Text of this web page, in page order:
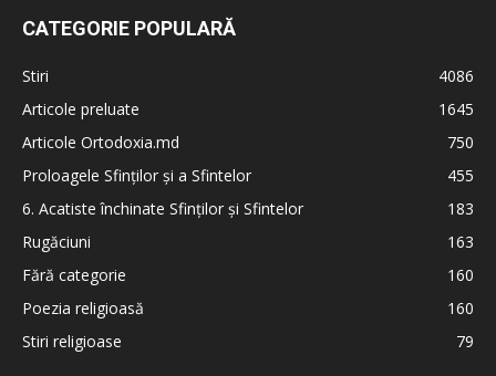
CATEGORIE POPULARĂ
Stiri
4086
Articole preluate
1645
Articole Ortodoxia.md
750
Proloagele Sfinților și a Sfintelor
455
6. Acatiste închinate Sfinților și Sfintelor
183
Rugăciuni
163
Fără categorie
160
Poezia religioasă
160
Stiri religioase
79